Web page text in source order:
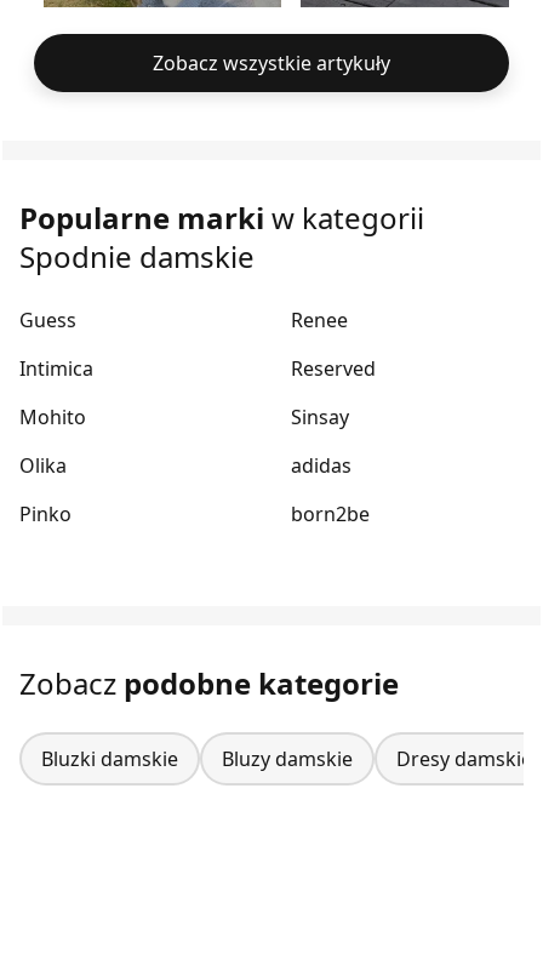
Zobacz wszystkie artykuły
Popularne marki w kategorii
Spodnie damskie
Guess
Intimica
Mohito
Olika
Pinko
Renee
Reserved
Sinsay
adidas
born2be
Zobacz podobne kategorie
Bluzki damskie Bluzy damskie Dresy damskie